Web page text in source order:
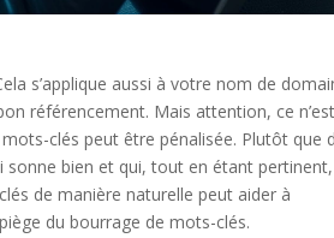
s’applique aussi à votre nom de
référencement. Mais attention, ce
clés peut être pénalisée. Plutôt que
bien et qui, tout en étant pertinent,
de manière naturelle peut aider à
du bourrage de mots-clés.